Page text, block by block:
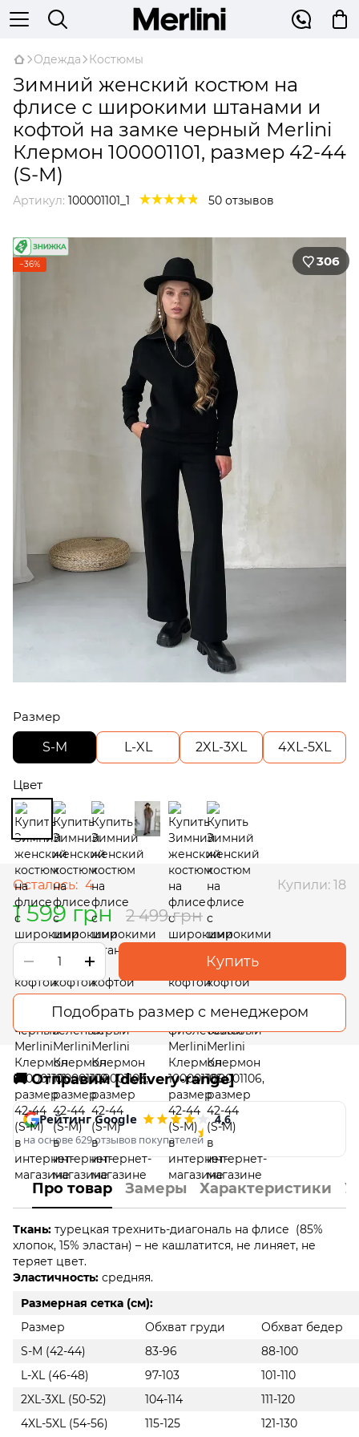
Одежда Костюмы
Зимний женский костюм на
флисе с широкими штанами и
кофтой на замке черный Merlini
Клермон 100001101, размер 42-44
(S-M)
Артикул: 100001101_1 50 отзывов
−36% 306
Размер
S-M
L-XL 2XL-3XL 4XL-5XL
Цвет
Осталось: 4 Купили: 18
1 599 грн 2 499 грн
Купить
Подобрать размер с менеджером
🚚 Отправим [delivery-range]
Рейтинг Google 4,6
на основе 629 отзывов покупателей
Про товар Замеры Характеристики
Ткань: турецкая трехнить-диагональ на флисе (85%
хлопок, 15% эластан) – не кашлатится, не линяет, не
теряет цвет.
Эластичность: средняя.
Размерная сетка (см):
Размер
Обхват груди
Обхват бедер
S-M (42-44)
83-96
88-100
L-XL (46-48)
97-103
101-110
2XL-3XL (50-52)
104-114
111-120
4XL-5XL (54-56)
115-125 121-130